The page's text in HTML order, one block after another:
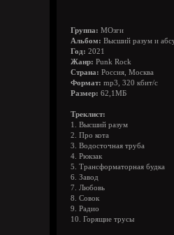
Группа: МОзги
Альбом: Высший разум и
Год: 2021
Жанр: Punk Rock
Страна: Россия, Москва
Формат: mp3, 320 кбит/с
Размер: 62,1МБ
Треклист:
1. Высший разум
2. Про кота
3. Водосточная труба
4. Рюкзак
5. Трансформаторная будка
6. Завод
7. Любовь
8. Совок
9. Радио
10. Горящие трусы